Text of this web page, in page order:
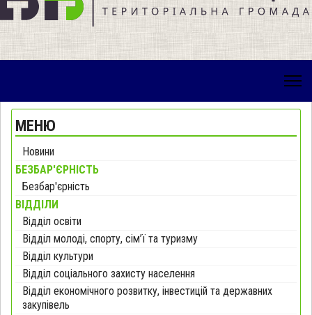
МЕНЮ
Новини
БЕЗБАР'ЄРНІСТЬ
Безбар'єрність
ВІДДІЛИ
Відділ освіти
Відділ молоді, спорту, сім’ї та туризму
Відділ культури
Відділ соціального захисту населення
Відділ економічного розвитку, інвестицій та державних
закупівель